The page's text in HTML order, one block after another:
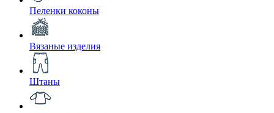
Пеленки коконы
Вязаные изделия
Штаны